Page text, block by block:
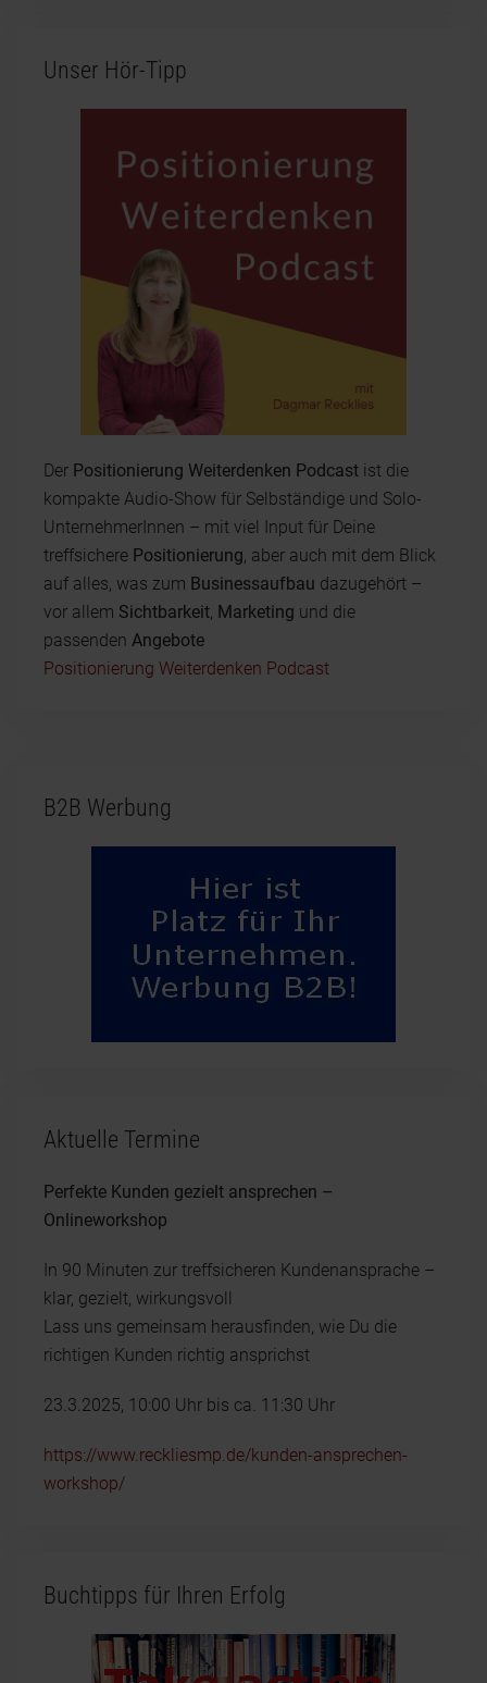
Unser Hör-Tipp
Der Positionierung Weiterdenken Podcast ist die
kompakte Audio-Show für Selbständige und Solo-
UnternehmerInnen – mit viel Input für Deine
treffsichere Positionierung, aber auch mit dem Blick
auf alles, was zum Businessaufbau dazugehört –
vor allem Sichtbarkeit, Marketing und die
passenden Angebote
Positionierung Weiterdenken Podcast
B2B Werbung
Aktuelle Termine
Perfekte Kunden gezielt ansprechen –
Onlineworkshop
In 90 Minuten zur treffsicheren Kundenansprache –
klar, gezielt, wirkungsvoll
Lass uns gemeinsam herausfinden, wie Du die
richtigen Kunden richtig ansprichst
23.3.2025, 10:00 Uhr bis ca. 11:30 Uhr
https://www.reckliesmp.de/kunden-ansprechen-
workshop/
Buchtipps für Ihren Erfolg